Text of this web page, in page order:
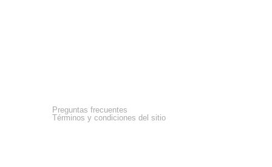
Preguntas frecuentes
Términos y condiciones del sitio